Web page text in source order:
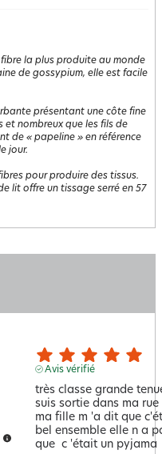
la plus produite au monde
de gossypium, elle est facile
présentant une côte fine
et nombreux que les fils de
de « papeline » en référence
jour.
pour produire des tissus.
lit offre un tissage serré en 57
Avis vérifié
très classe grande
suis sortie dans ma rue
ma fille m 'a dit que
bel ensemble elle n a
que  c 'était un pyjama